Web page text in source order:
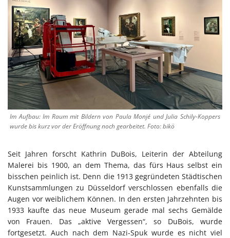
Im Aufbau: Im Raum mit Bildern von Paula Monjé und Julia Schily-Koppers
wurde bis kurz vor der Eröffnung noch gearbeitet. Foto: bikö
Seit Jahren forscht Kathrin DuBois, Leiterin der Abteilung
Malerei bis 1900, an dem Thema, das fürs Haus selbst ein
bisschen peinlich ist. Denn die 1913 gegründeten Städtischen
Kunstsammlungen zu Düsseldorf verschlossen ebenfalls die
Augen vor weiblichem Können. In den ersten Jahrzehnten bis
1933 kaufte das neue Museum gerade mal sechs Gemälde
von Frauen. Das „aktive Vergessen“, so DuBois, wurde
fortgesetzt. Auch nach dem Nazi-Spuk wurde es nicht viel